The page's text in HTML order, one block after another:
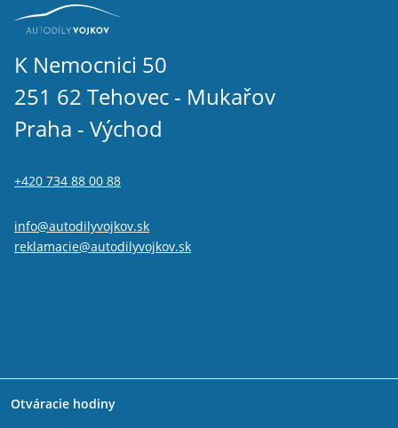
K Nemocnici 50
251 62 Tehovec - Mukařov
Praha - Východ
+420 734 88 00 88
info@autodilyvojkov.sk
reklamacie@autodilyvojkov.sk
Otváracie hodiny